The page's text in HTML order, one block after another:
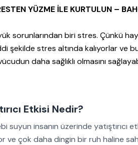
YÜZME İLE KURTULUN –
sorunlarından biri stres. Çünkü
şekilde stres altında kalıyorlar ve
daha sağlıklı olmasını
Etkisi Nedir?
suyun insanın üzerinde
ve çok daha dingin bir ruh haline